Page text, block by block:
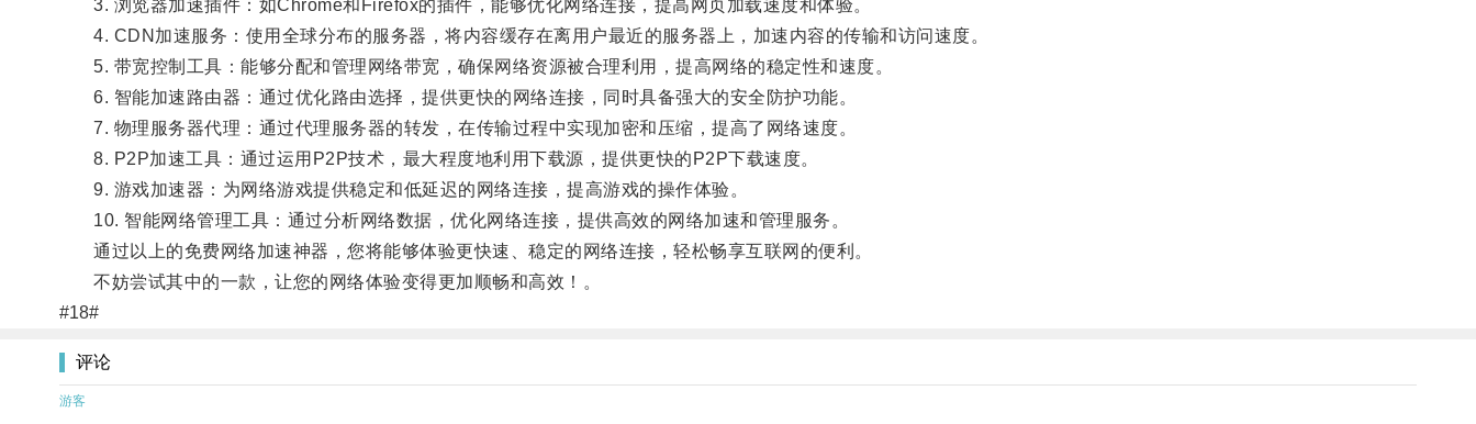
3. 浏览器加速插件：如Chrome和Firefox的插件，能够优化网络连接，提高网页加载速度和体验。
4. CDN加速服务：使用全球分布的服务器，将内容缓存在离用户最近的服务器上，加速内容的传输和访问速度。
5. 带宽控制工具：能够分配和管理网络带宽，确保网络资源被合理利用，提高网络的稳定性和速度。
6. 智能加速路由器：通过优化路由选择，提供更快的网络连接，同时具备强大的安全防护功能。
7. 物理服务器代理：通过代理服务器的转发，在传输过程中实现加密和压缩，提高了网络速度。
8. P2P加速工具：通过运用P2P技术，最大程度地利用下载源，提供更快的P2P下载速度。
9. 游戏加速器：为网络游戏提供稳定和低延迟的网络连接，提高游戏的操作体验。
10. 智能网络管理工具：通过分析网络数据，优化网络连接，提供高效的网络加速和管理服务。
通过以上的免费网络加速神器，您将能够体验更快速、稳定的网络连接，轻松畅享互联网的便利。
不妨尝试其中的一款，让您的网络体验变得更加顺畅和高效！。
#18#
评论
游客